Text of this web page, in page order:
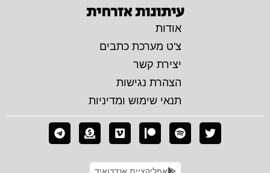
עיתונות אזרחית
אודות
צ'ט מערכת כתבים
יצירת קשר
הצהרת נגישות
תנאי שימוש ומדיניות